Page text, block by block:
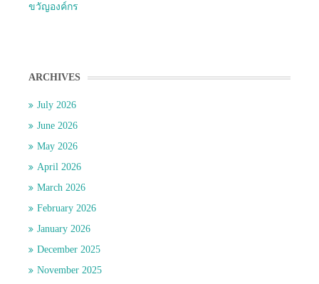
ขวัญองค์กร
ARCHIVES
July 2026
June 2026
May 2026
April 2026
March 2026
February 2026
January 2026
December 2025
November 2025